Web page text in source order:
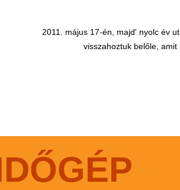
2011. május 17-én, majd' nyolc év
visszahoztuk belőle,